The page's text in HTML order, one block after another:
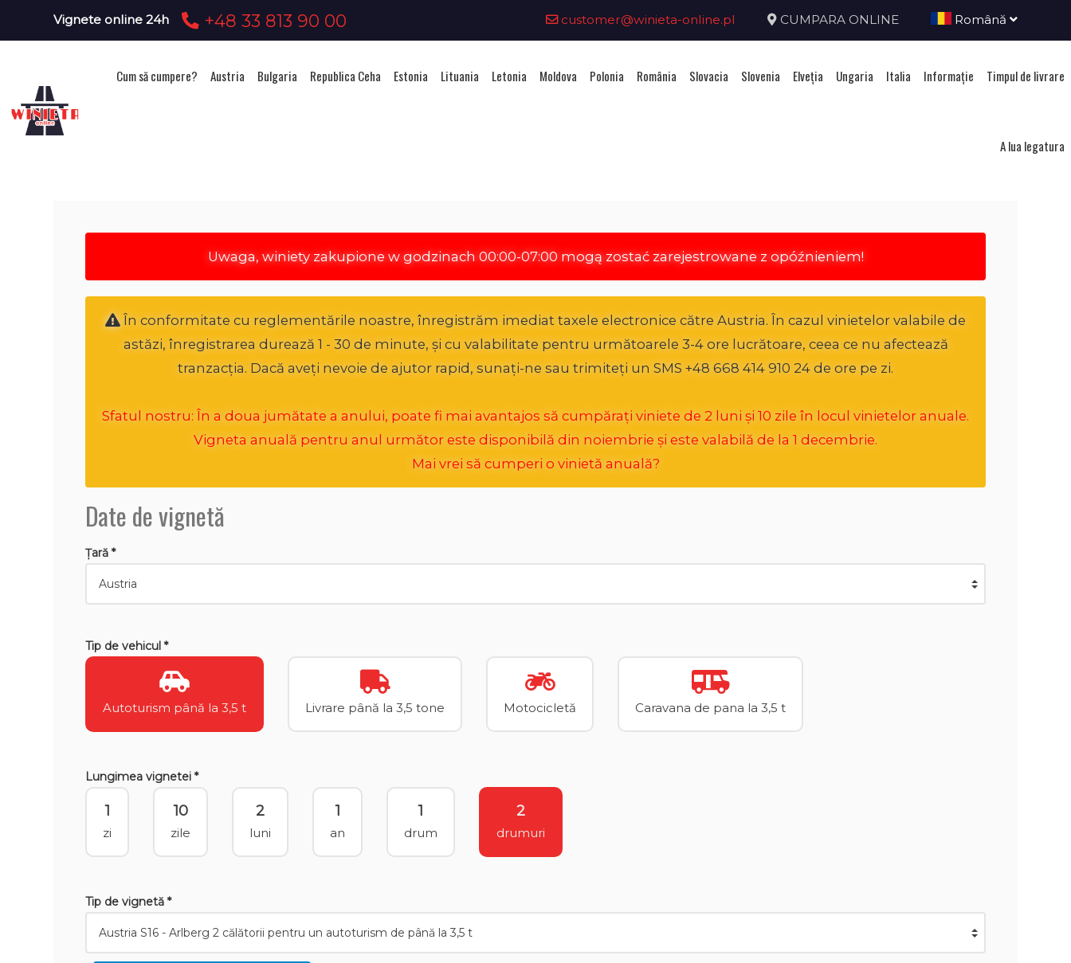
Vignete online 24h +48 33 813 90 00 customer@winieta-online.pl CUMPARA ONLINE Română
Cum să cumpere? Austria Bulgaria Republica Ceha Estonia Lituania Letonia Moldova Polonia România Slovacia Slovenia Elveţia Ungaria Italia Informație Timpul de livrare
A lua legatura
Uwaga, winiety zakupione w godzinach 00:00-07:00 mogą zostać zarejestrowane z opóźnieniem!
În conformitate cu reglementările noastre, înregistrăm imediat taxele electronice către Austria. În cazul vinietelor valabile de
astăzi, înregistrarea durează 1 - 30 de minute, și cu valabilitate pentru următoarele 3-4 ore lucrătoare, ceea ce nu afectează
tranzacția. Dacă aveți nevoie de ajutor rapid, sunați-ne sau trimiteți un SMS +48 668 414 910 24 de ore pe zi.
Sfatul nostru: În a doua jumătate a anului, poate fi mai avantajos să cumpărați viniete de 2 luni și 10 zile în locul vinietelor anuale.
Vigneta anuală pentru anul următor este disponibilă din noiembrie și este valabilă de la 1 decembrie.
Mai vrei să cumperi o vinietă anuală?
Date de vignetă
Țară *
Tip de vehicul *
Autoturism până la 3,5 t Livrare până la 3,5 tone Motocicletă Caravana de pana la 3,5 t
Lungimea vignetei *
1
zi
10
zile
2
luni
1
an
1
drum
2
drumuri
Tip de vignetă *